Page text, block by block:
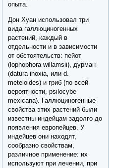
опыта.
Дон Хуан использовал три
вида галлюциногенных
растений, каждый в
отдельности и в зависимости
от обстоятельств: пейот
(lophophora willamsii), дурман
(datura inoxia, или d.
meteloides) и гриб (по всей
вероятности, psilocybe
mexicana). Галлюциногенные
свойства этих растений были
известны индейцам задолго до
появления европейцев. У
индейцев они находят,
сообразно свойствам,
различное применение: их
используют при лечении, при